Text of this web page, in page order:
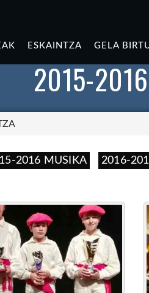
ESKAINTZA GELA
2015-
2016 MUSIKA 2016-